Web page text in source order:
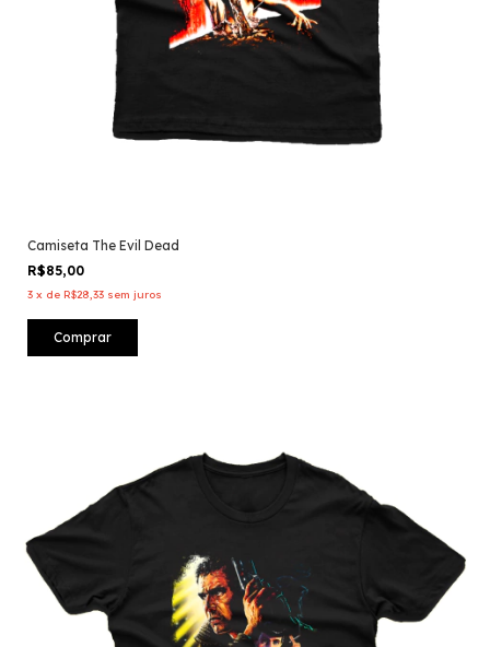
Camiseta The Evil Dead
R$85,00
3 x de R$28,33 sem juros
Comprar